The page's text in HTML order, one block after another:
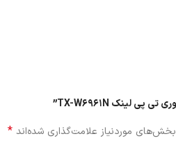
بخش‌های موردنیاز علامت‌گذاری شده‌اند *